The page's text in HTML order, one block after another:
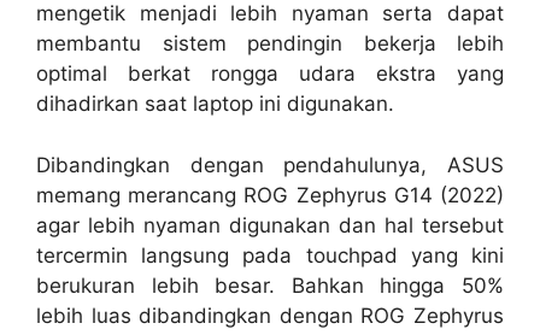
mengetik menjadi lebih nyaman serta dapat
membantu sistem pendingin bekerja lebih
optimal berkat rongga udara ekstra yang
dihadirkan saat laptop ini digunakan.
Dibandingkan dengan pendahulunya, ASUS
memang merancang ROG Zephyrus G14 (2022)
agar lebih nyaman digunakan dan hal tersebut
tercermin langsung pada touchpad yang kini
berukuran lebih besar. Bahkan hingga 50%
lebih luas dibandingkan dengan ROG Zephyrus